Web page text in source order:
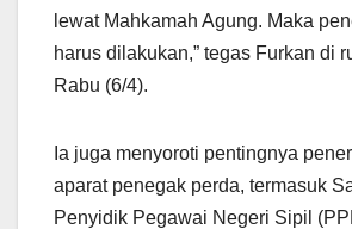
lewat Mahkamah Agung. Maka
harus dilakukan,” tegas Furkan di
Rabu (6/4).
Ia juga menyoroti pentingnya
aparat penegak perda, termasuk
Penyidik Pegawai Negeri Sipil